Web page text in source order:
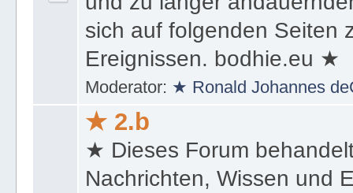
sich auf folgenden Seiten
Ereignissen. bodhie.eu ★
Moderator: ★ Ronald Johannes
★ 2.b
★ Dieses Forum
Nachrichten, Wissen und